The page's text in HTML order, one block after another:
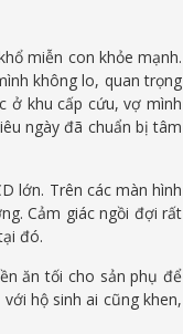
miễn con khỏe mạnh.
không lo, quan trọng
ở khu cấp cứu, vợ mình
ngày đã chuẩn bị tâm
lớn. Trên các màn hình
Cảm giác ngồi đợi rất
đó.
ăn tối cho sản phụ để
hộ sinh ai cũng khen,